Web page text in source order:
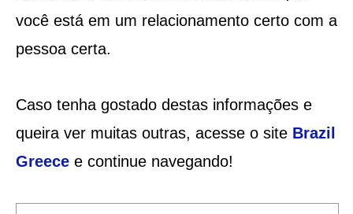
você está em um relacionamento certo com a
pessoa certa.
Caso tenha gostado destas informações e
queira ver muitas outras, acesse o site Brazil
Greecee continue navegando!